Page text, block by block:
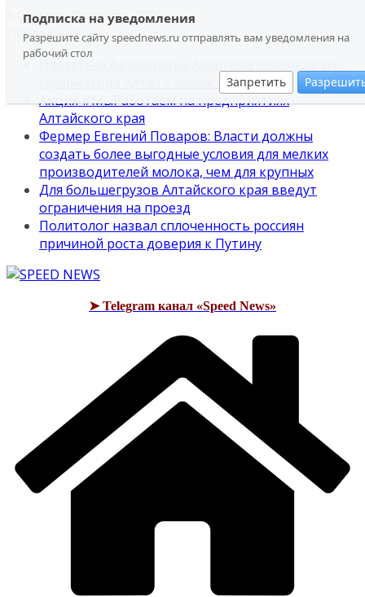
Подписка на уведомления
Разрешите сайту speednews.ru отправлять вам уведомления на
рабочий стол
Запретить
Перейти
содержимому
Вторник, 4 августа, 2026
Последние:
губернатора Алтая с Зеленским
Акция #МыРаботаем на предприятиях
Алтайского края
Фермер Евгений Поваров: Власти должны
создать более выгодные условия для мелких
производителей молока, чем для крупных
Для большегрузов Алтайского края введут
ограничения на проезд
Политолог назвал сплоченность россиян
причиной роста доверия к Путину
➤ Telegram канал «Speed News»